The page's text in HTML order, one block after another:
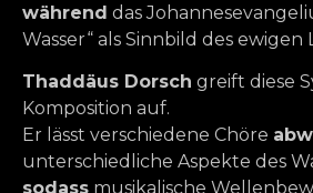
während das
Wasser“ als Sinnbild des
Thaddäus Dorsch greift diese
Komposition auf.
Er lässt verschiedene Chöre
unterschiedliche Aspekte des
sodass musikalische